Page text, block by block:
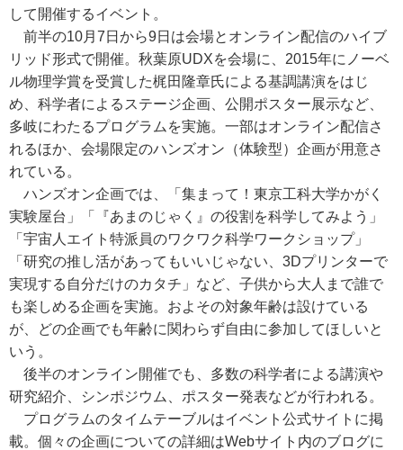
して開催するイベント。
前半の10月7日から9日は会場とオンライン配信のハイブ
リッド形式で開催。秋葉原UDXを会場に、2015年にノーベ
ル物理学賞を受賞した梶田隆章氏による基調講演をはじ
め、科学者によるステージ企画、公開ポスター展示など、
多岐にわたるプログラムを実施。一部はオンライン配信さ
れるほか、会場限定のハンズオン（体験型）企画が用意さ
れている。
ハンズオン企画では、「集まって！東京工科大学かがく
実験屋台」「『あまのじゃく』の役割を科学してみよう」
「宇宙人エイト特派員のワクワク科学ワークショップ」
「研究の推し活があってもいいじゃない、3Dプリンターで
実現する自分だけのカタチ」など、子供から大人まで誰で
も楽しめる企画を実施。およその対象年齢は設けている
が、どの企画でも年齢に関わらず自由に参加してほしいと
いう。
後半のオンライン開催でも、多数の科学者による講演や
研究紹介、シンポジウム、ポスター発表などが行われる。
プログラムのタイムテーブルはイベント公式サイトに掲
載。個々の企画についての詳細はWebサイト内のブログに